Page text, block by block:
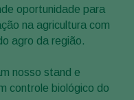
oportunidade para
na agricultura com
agro da região.
nosso stand e
controle biológico do